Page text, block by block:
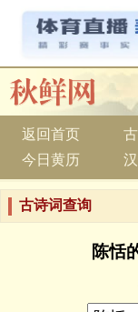
返回首页
今日黄历
古诗词查询
陈恬